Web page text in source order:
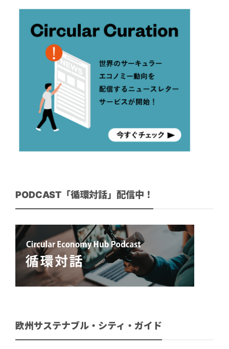
PODCAST「循環対話」配信中！
欧州サステナブル・シティ・ガイド